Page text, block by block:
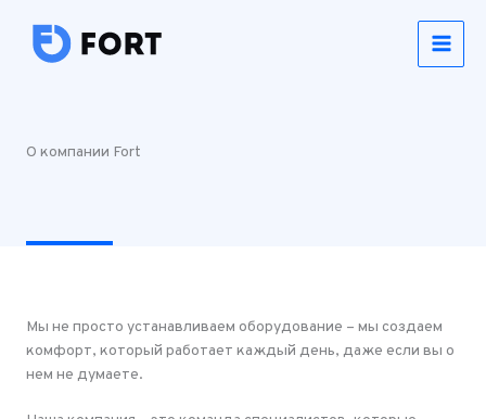
содержимому
О компании Fort
Мы не просто устанавливаем оборудование – мы создаем
комфорт, который работает каждый день, даже если вы о
нем не думаете.